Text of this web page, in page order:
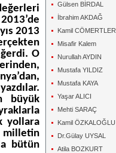
2013
O
büyük
yollara
bütün
Gülsen BİRDAL
İbrahim AKDAĞ
Kamil CÖMERTLER
Misafir Kalem
Nurullah AYDIN
Mustafa YILDIZ
Mustafa KAYA
Yaşar ALICI
Mehti SARAÇ
Kamil ÖZKALOĞLU
Dr.Gülay UYSAL
Atila BOZKURT